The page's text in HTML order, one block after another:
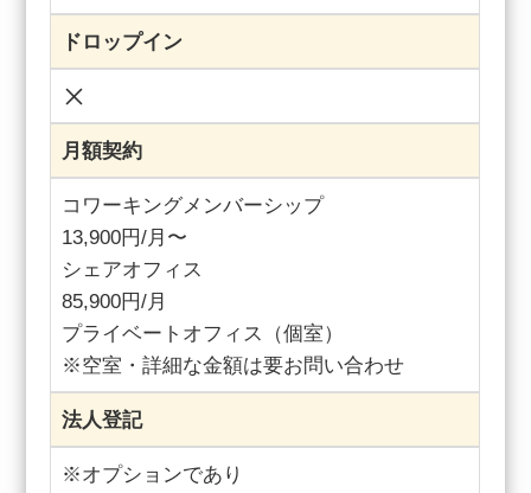
ドロップイン
月額契約
コワーキングメンバーシップ
13,900円/月〜
シェアオフィス
85,900円/月
プライベートオフィス（個室）
※空室・詳細な金額は要お問い合わせ
法人登記
※オプションであり